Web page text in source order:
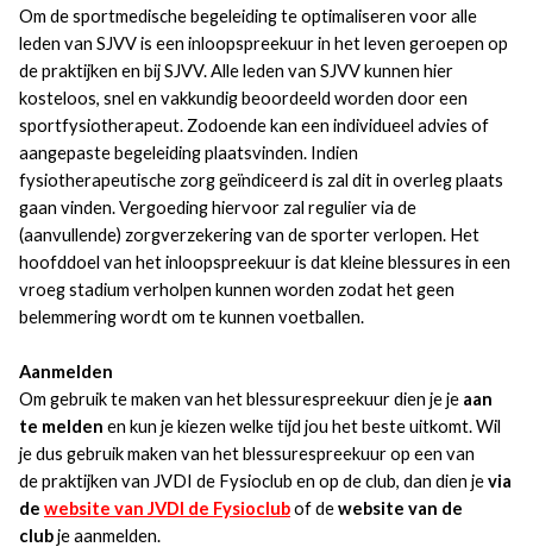
Om de sportmedische begeleiding te optimaliseren voor alle
leden van SJVV is een inloopspreekuur in het leven geroepen op
de praktijken en bij SJVV. Alle leden van SJVV kunnen hier
kosteloos, snel en vakkundig beoordeeld worden door een
sportfysiotherapeut. Zodoende kan een individueel advies of
aangepaste begeleiding plaatsvinden. Indien
fysiotherapeutische zorg geïndiceerd is zal dit in overleg plaats
gaan vinden. Vergoeding hiervoor zal regulier via de
(aanvullende) zorgverzekering van de sporter verlopen. Het
hoofddoel van het inloopspreekuur is dat kleine blessures in een
vroeg stadium verholpen kunnen worden zodat het geen
belemmering wordt om te kunnen voetballen.
Aanmelden
Om gebruik te maken van het blessurespreekuur dien je je aan
te melden en kun je kiezen welke tijd jou het beste uitkomt. Wil
je dus gebruik maken van het blessurespreekuur op een van
de praktijken van JVDI de Fysioclub en op de club, dan dien jevia
de website van JVDI de Fysioclubof dewebsite van de
clubje aanmelden.